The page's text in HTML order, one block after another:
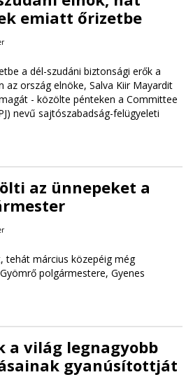
emiatt őrizetbe
a dél-szudáni biztonsági erők a
az ország elnöke, Salva Kiir Mayardit
- közölte pénteken a Committee
nevű sajtószabadság-felügyeleti
az ünnepeket a
tehát március közepéig még
polgármestere, Gyenes
a világ legnagyobb
gyanúsítottját